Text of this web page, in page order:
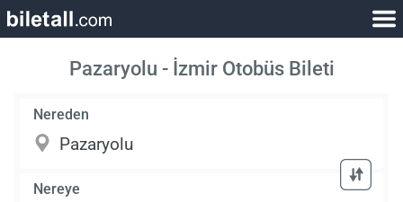
Pazaryolu - İzmir Otobüs Bileti
Nereden
Nereye